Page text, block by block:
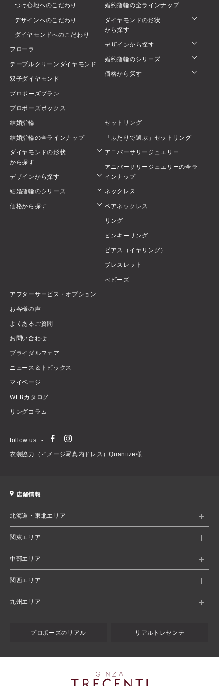
つけ心地へのこだわり
デザインへのこだわり
ダイヤモンドへのこだわり
フローラ
テーブルクリーンダイヤモンド
双子ダイヤモンド
プロポーズプラン
プロポーズボックス
婚約指輪の全ラインナップ
ダイヤモンドの形状
から探す
デザインから探す
婚約指輪のシリーズ
価格から探す
結婚指輪
結婚指輪の全ラインナップ
ダイヤモンドの形状
から探す
デザインから探す
結婚指輪のシリーズ
価格から探す
セットリング
「ふたりで選ぶ」セットリング
アニバーサリージュエリー
アニバーサリージュエリーの全ラ
インナップ
ネックレス
ペアネックレス
リング
ピンキーリング
ピアス（イヤリング）
ブレスレット
べビーズ
アフターサービス・オプション
お客様の声
よくあるご質問
お問い合わせ
ブライダルフェア
ニュース＆トピックス
マイページ
WEBカタログ
リングコラム
follow us
衣装協力（イメージ写真内ドレス）Quantize様
店舗情報
北海道・東北エリア
関東エリア
中部エリア
関西エリア
九州エリア
プロポーズのリアル リアルトレセンテ